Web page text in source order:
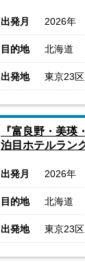
出発月 2026年
目的地 北海道
出発地 東京23区
『富良野・美
泊目ホテルラン
出発月 2026年
目的地 北海道
出発地 東京23区